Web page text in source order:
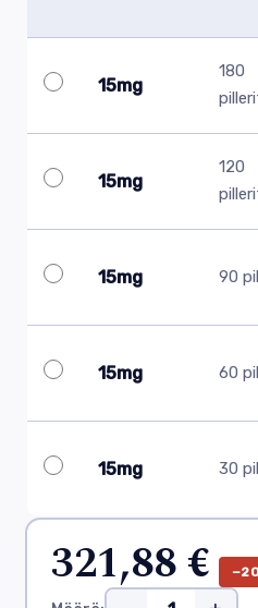
15mg
180
15mg
120
15mg 90
15mg 60
15mg 30
321,88 €